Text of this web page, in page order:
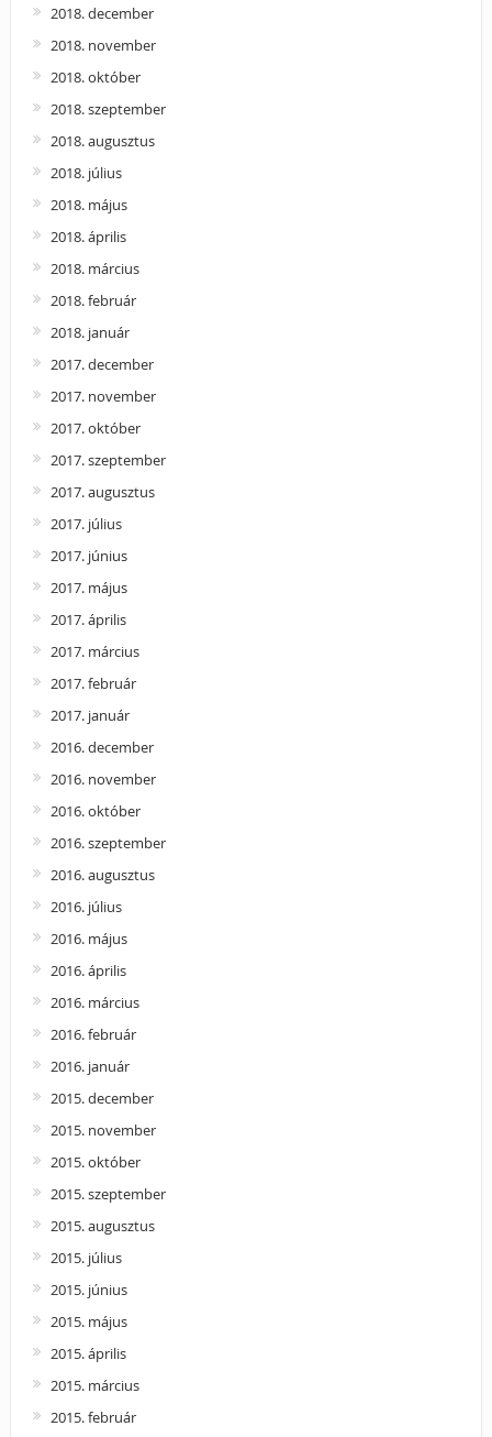
2018. december
2018. november
2018. október
2018. szeptember
2018. augusztus
2018. július
2018. május
2018. április
2018. március
2018. február
2018. január
2017. december
2017. november
2017. október
2017. szeptember
2017. augusztus
2017. július
2017. június
2017. május
2017. április
2017. március
2017. február
2017. január
2016. december
2016. november
2016. október
2016. szeptember
2016. augusztus
2016. július
2016. május
2016. április
2016. március
2016. február
2016. január
2015. december
2015. november
2015. október
2015. szeptember
2015. augusztus
2015. július
2015. június
2015. május
2015. április
2015. március
2015. február